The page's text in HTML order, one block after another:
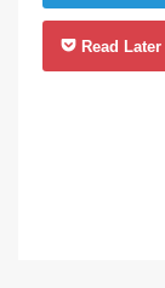
Read Later